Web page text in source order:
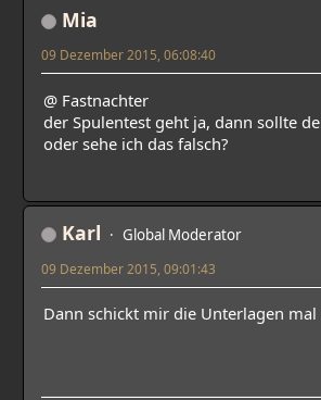
Mia
09 Dezember 2015, 06:08:40
@ Fastnachter
der Spulentest geht ja, dann sollte
oder sehe ich das falsch?
Karl Global Moderator
09 Dezember 2015, 09:01:43
Dann schickt mir die Unterlagen